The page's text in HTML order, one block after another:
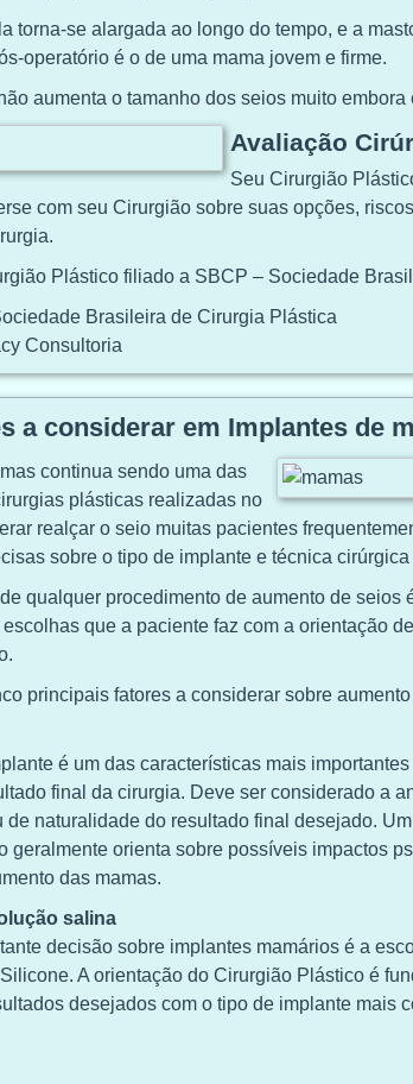
torna-se alargada ao longo do tempo, e a
operatório é o de uma mama jovem e firme.
aumenta o tamanho dos seios muito
Avaliação
Seu Cirurgião
com seu Cirurgião sobre suas opções,
Plástico filiado a SBCP – Sociedade
Brasileira de Cirurgia Plástica
Consultoria
a considerar em Implantes de
continua sendo uma das
plásticas realizadas no
realçar o seio muitas pacientes
sobre o tipo de implante e técnica cirúrgica
qualquer procedimento de aumento de seios
que a paciente faz com a orientação
principais fatores a considerar sobre
é um das características mais importantes
final da cirurgia. Deve ser considerado a
de naturalidade do resultado final desejado.
geralmente orienta sobre possíveis impactos
das mamas.
salina
decisão sobre implantes mamários é a
A orientação do Cirurgião Plástico é
desejados com o tipo de implante mais